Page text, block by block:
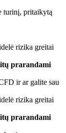
turinį, pritaikytą
rizika greitai
prarandami
ir ar galite sau
rizika greitai
prarandami